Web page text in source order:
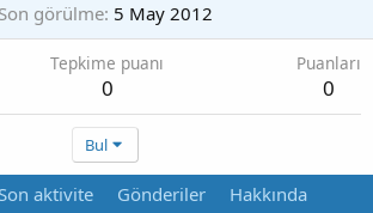
Son görülme 5 May 2012
Tepkime puanı
0
Puanları
0
Bul
Son aktivite Gönderiler Hakkında